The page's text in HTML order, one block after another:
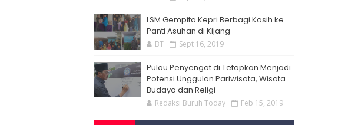
LSM Gempita Kepri Berbagi Kasih ke
Panti Asuhan di Kijang
BT Sept 16, 2019
Pulau Penyengat di Tetapkan Menjadi
Potensi Unggulan Pariwisata, Wisata
Budaya dan Religi
Redaksi Buruh Today Feb 15, 2019